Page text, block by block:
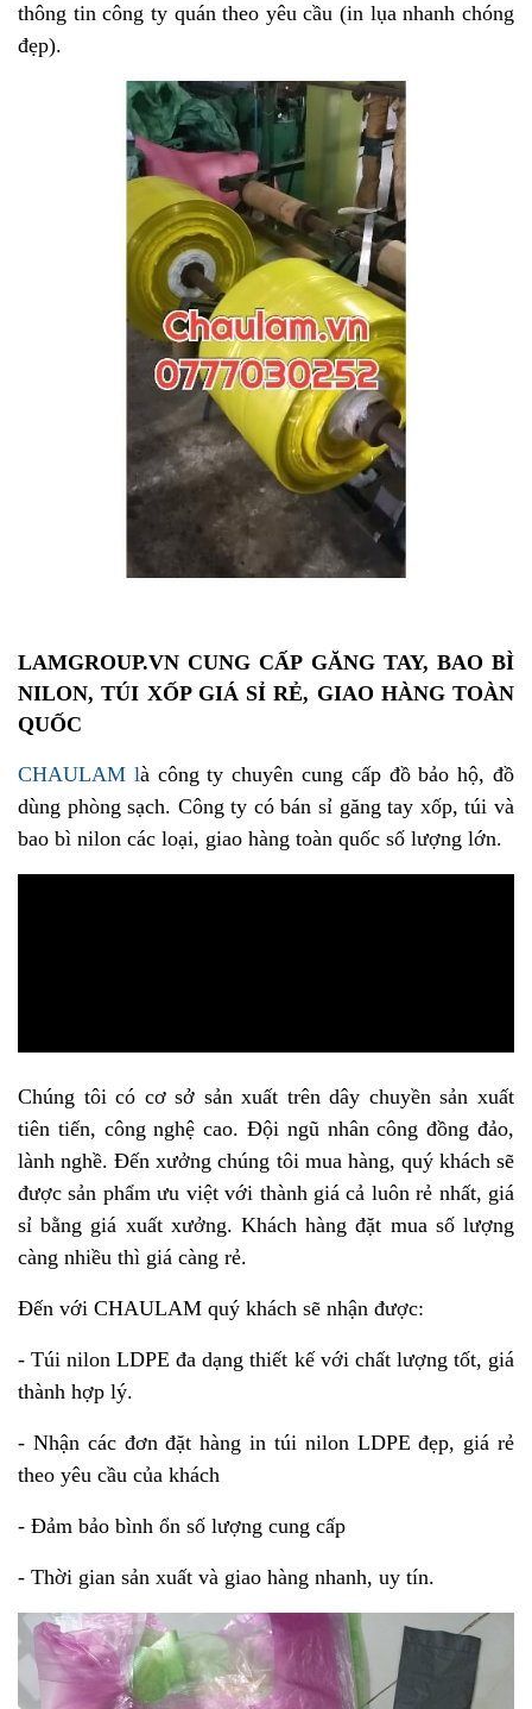
thông tin công ty quán theo yêu cầu (in lụa nhanh chóng
đẹp).
LAMGROUP.VN CUNG CẤP GĂNG TAY, BAO BÌ
NILON, TÚI XỐP GIÁ SỈ RẺ, GIAO HÀNG TOÀN
QUỐC
CHAULAM là công ty chuyên cung cấp đồ bảo hộ, đồ
dùng phòng sạch. Công ty có bán sỉ găng tay xốp, túi và
bao bì nilon các loại, giao hàng toàn quốc số lượng lớn.
Chúng tôi có cơ sở sản xuất trên dây chuyền sản xuất
tiên tiến, công nghệ cao. Đội ngũ nhân công đồng đảo,
lành nghề. Đến xưởng chúng tôi mua hàng, quý khách sẽ
được sản phẩm ưu việt với thành giá cả luôn rẻ nhất, giá
sỉ bằng giá xuất xưởng. Khách hàng đặt mua số lượng
càng nhiều thì giá càng rẻ.
Đến với CHAULAM quý khách sẽ nhận được:
- Túi nilon LDPE đa dạng thiết kế với chất lượng tốt, giá
thành hợp lý.
- Nhận các đơn đặt hàng in túi nilon LDPE đẹp, giá rẻ
theo yêu cầu của khách
- Đảm bảo bình ổn số lượng cung cấp
- Thời gian sản xuất và giao hàng nhanh, uy tín.